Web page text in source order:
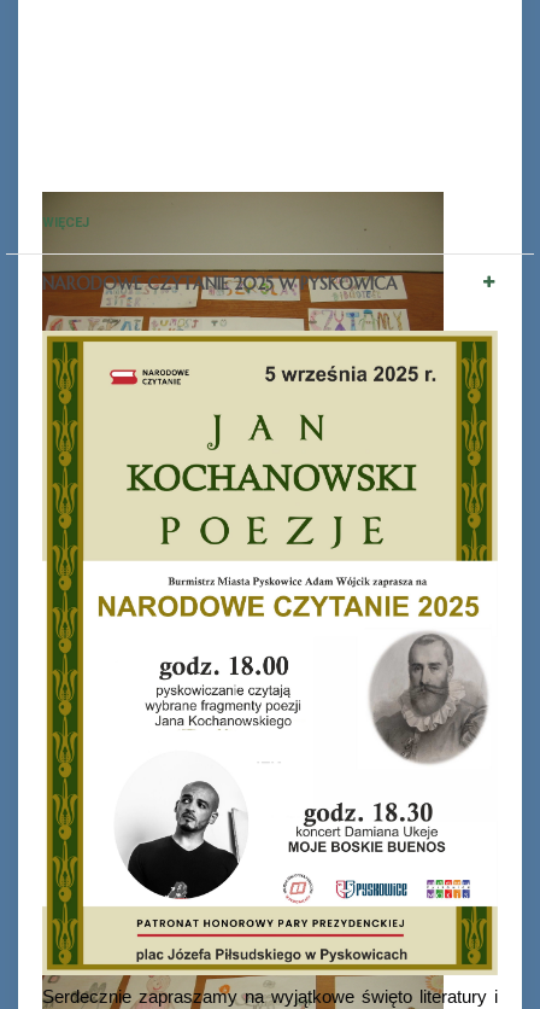
Ferie_2017_ODD_1.JPG
WIĘCEJ
NARODOWE CZYTANIE 2025 W PYSKOWICA
Serdecznie zapraszamy na wyjątkowe święto literatury i